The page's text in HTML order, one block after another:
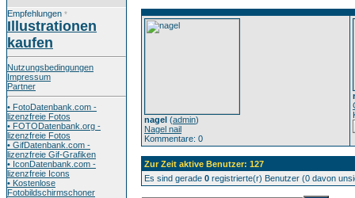
Empfehlungen *
Illustrationen
kaufen
Nutzungsbedingungen
Impressum
Partner
• FotoDatenbank.com -
lizenzfreie Fotos
• FOTODatenbank.org -
lizenzfreie Fotos
• GifDatenbank.com -
lizenzfreie Gif-Grafiken
• IconDatenbank.com -
lizenzfreie Icons
• Kostenlose
Fotobildschirmschoner
nagel (admin)
Nagel nail
Kommentare: 0
Zur Zeit aktive Benutzer: 127
Es sind gerade 0 registrierte(r) Benutzer (0 davon